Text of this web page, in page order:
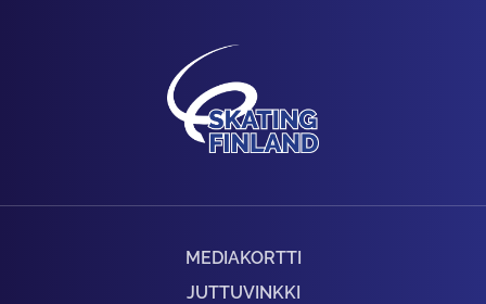
MEDIAKORTTI
JUTTUVINKKI